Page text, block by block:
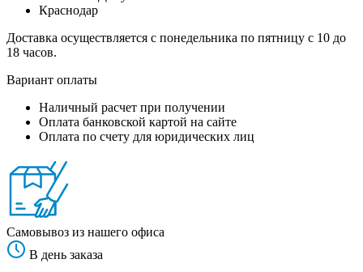
Краснодар
Доставка осуществляется с понедельника по пятницу с 10 до
18 часов.
Вариант оплаты
Наличный расчет при получении
Оплата банковской картой на сайте
Оплата по счету для юридических лиц
Самовывоз из нашего офиса
В день заказа